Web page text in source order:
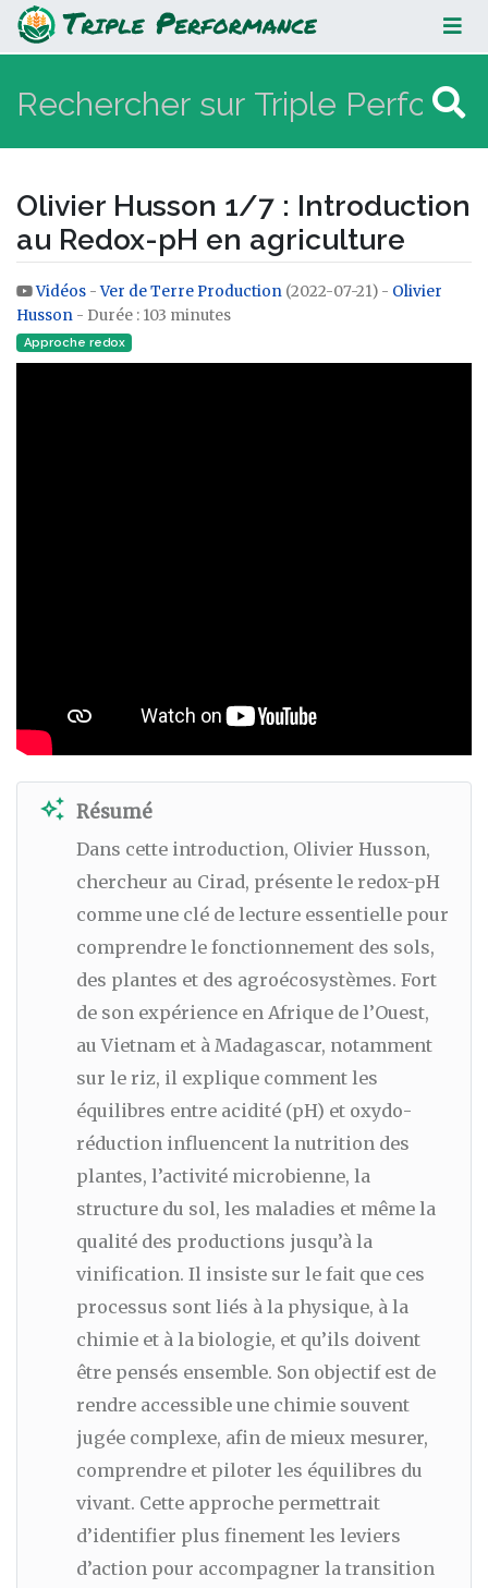
Olivier Husson 1/7 : Introduction au
Redox-pH en agriculture
Olivier Husson 1/7 : Introduction
au Redox-pH en agriculture
Aller à :navigation,rechercher
Vidéos -Ver de Terre Production (2022-07-21) - Olivier
Husson - Durée : 103 minutes
Approche redox
auto_awesome Résumé
Dans cette introduction, Olivier Husson,
chercheur au Cirad, présente le redox-pH
comme une clé de lecture essentielle pour
comprendre le fonctionnement des sols,
des plantes et des agroécosystèmes. Fort
de son expérience en Afrique de l’Ouest,
au Vietnam et à Madagascar, notamment
sur le riz, il explique comment les
équilibres entre acidité (pH) et oxydo-
réduction influencent la nutrition des
plantes, l’activité microbienne, la
structure du sol, les maladies et même la
qualité des productions jusqu’à la
vinification. Il insiste sur le fait que ces
processus sont liés à la physique, à la
chimie et à la biologie, et qu’ils doivent
être pensés ensemble. Son objectif est de
rendre accessible une chimie souvent
jugée complexe, afin de mieux mesurer,
comprendre et piloter les équilibres du
vivant. Cette approche permettrait
d’identifier plus finement les leviers
d’action pour accompagner la transition